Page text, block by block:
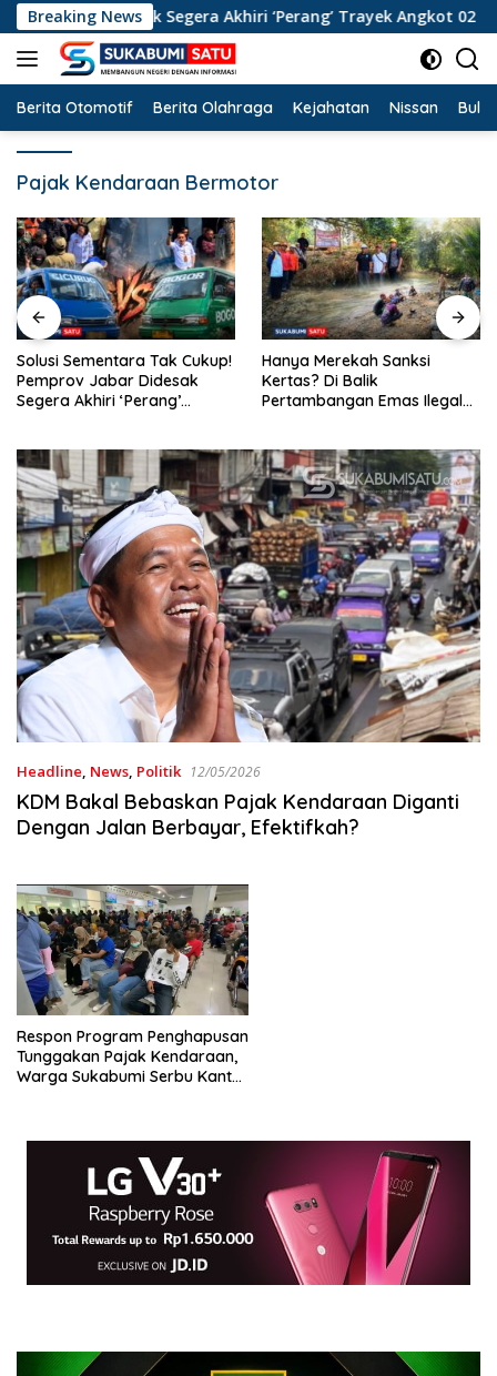
Langsung
ke
konten
Breaking News
Didesak Segera Akhiri ‘Perang’ Trayek Angkot 02 dan 09
Berita Otomotif Berita Olahraga Kejahatan Nissan
Pajak Kendaraan Bermotor
Hanya Merekah Sanksi
Kertas? Di Balik
Pertambangan Emas Ilegal
Penataan Trayek Cicurug
Masih Semrawut: Angkot 09
‘Sentil’ Dishub Jabar dan
Headline, News, Politik 12/05/2026
KDM Bakal Bebaskan Pajak Kendaraan Diganti
Dengan Jalan Berbayar, Efektifkah?
Respon Program Penghapusan
Tunggakan Pajak Kendaraan,
Warga Sukabumi Serbu Kantor